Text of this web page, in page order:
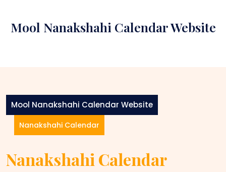
contentMool Nanakshahi Calendar Website
Mool Nanakshahi Calendar Website
Nanakshahi Calendar
Nanakshahi Calendar